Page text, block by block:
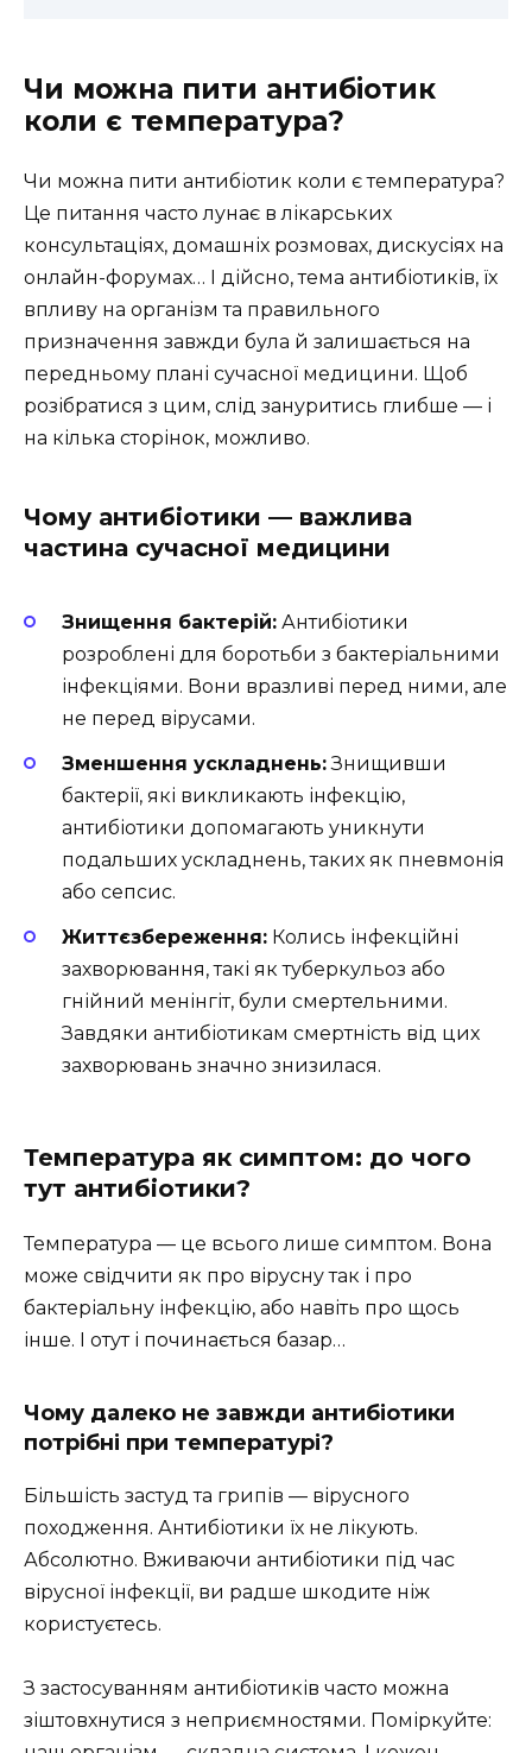
Чи можна пити антибіотик
коли є температура?
Чи можна пити антибіотик коли є температура?
Це питання часто лунає в лікарських
консультаціях, домашніх розмовах, дискусіях на
онлайн-форумах… І дійсно, тема антибіотиків, їх
впливу на організм та правильного
призначення завжди була й залишається на
передньому плані сучасної медицини. Щоб
розібратися з цим, слід зануритись глибше — і
на кілька сторінок, можливо.
Чому антибіотики — важлива
частина сучасної медицини
Знищення бактерій: Антибіотики
розроблені для боротьби з бактеріальними
інфекціями. Вони вразливі перед ними, але
не перед вірусами.
Зменшення ускладнень:Знищивши
бактерії, які викликають інфекцію,
антибіотики допомагають уникнути
подальших ускладнень, таких як пневмонія
або сепсис.
Життєзбереження: Колись інфекційні
захворювання, такі як туберкульоз або
гнійний менінгіт, були смертельними.
Завдяки антибіотикам смертність від цих
захворювань значно знизилася.
Температура як симптом: до чого
тут антибіотики?
Температура — цe всього лише симптом. Вона
може свідчити як про вірусну так і про
бактеріальну інфекцію, або навіть про щось
інше. І отут і починається базар…
Чому далеко не завжди антибіотики
потрібні при температурі?
Більшість застуд та грипів — вірусного
походження. Антибіотики їх не лікують.
Абсолютно. Вживаючи антибіотики під час
вірусної інфекції, ви радше шкодите ніж
користуєтесь.
З застосуванням антибіотиків часто можна
зіштовхнутися з неприємностями. Поміркуйте: